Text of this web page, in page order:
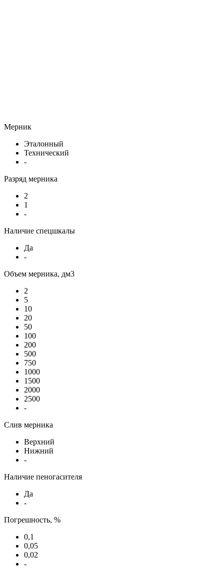
Мерник
Эталонный
Технический
-
Разряд мерника
2
1
-
Наличие спецшкалы
Да
-
Объем мерника, дм3
2
5
10
20
50
100
200
500
750
1000
1500
2000
2500
-
Слив мерника
Верхний
Нижний
-
Наличие пеногасителя
Да
-
Погрешность, %
0,1
0,05
0,02
-